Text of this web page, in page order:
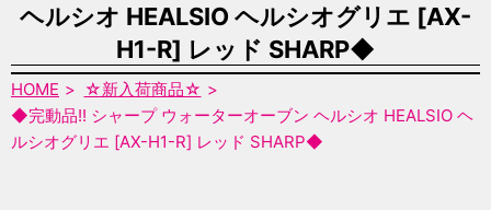
ヘルシオ HEALSIO ヘルシオグリエ [AX-
H1-R] レッド SHARP◆
HOME
☆新入荷商品☆
◆完動品!! シャープ ウォーターオーブン ヘルシオ HEALSIO ヘ
ルシオグリエ [AX-H1-R] レッド SHARP◆